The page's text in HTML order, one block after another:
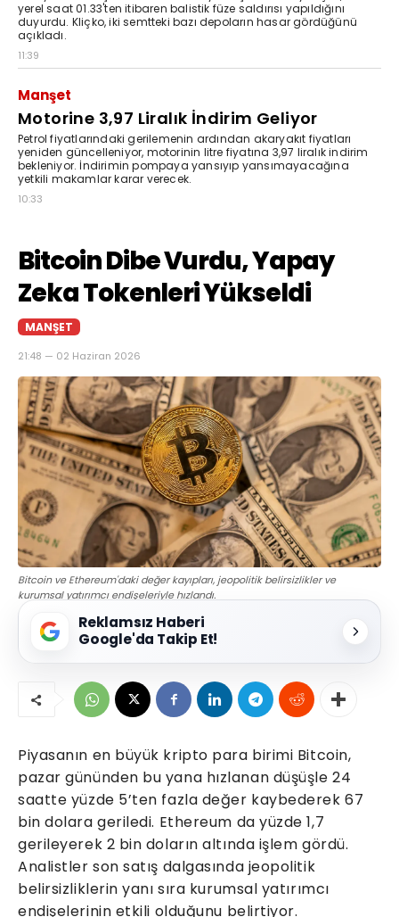
yerel saat 01.33'ten itibaren balistik füze saldırısı yapıldığını
duyurdu. Kliçko, iki semtteki bazı depoların hasar gördüğünü
açıkladı.
11:39
Manşet
Motorine 3,97 Liralık İndirim Geliyor
Petrol fiyatlarındaki gerilemenin ardından akaryakıt fiyatları
yeniden güncelleniyor, motorinin litre fiyatına 3,97 liralık indirim
bekleniyor. İndirimin pompaya yansıyıp yansımayacağına
yetkili makamlar karar verecek.
10:33